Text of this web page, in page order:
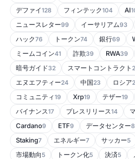
デファイ128 フィンテック104 AI
ニュースレター99 イーサリアム93
ハック76 トークン74 銀行69
ミームコイン41 詐欺39 RWA39
暗号ガイド32 スマートコントラクト
エヌエフティー24 中国23 ロシア
コミュニティ19 Xrp19 テザー19
バイナンス17 プレスリリース14
Cardano9 ETF9 データセンター8
Staking7 エネルギー7 サッカー5
市場動向 5 トークン化5 決済5